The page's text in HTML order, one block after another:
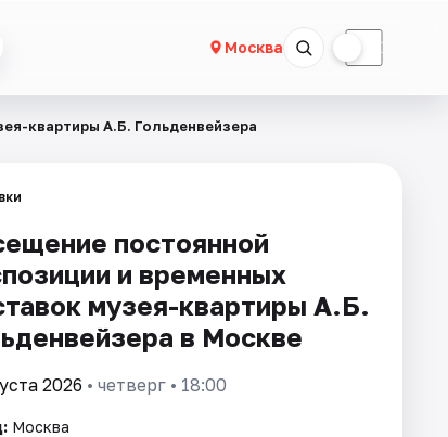
Москва ☾
квартиры А.Б. Гольденвейзера
постоянной
и временных
музея-квартиры А.Б.
в Москве
2026 • четверг • 18:00
Москва